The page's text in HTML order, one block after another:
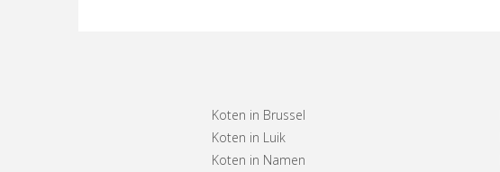
Koten in Brussel
Koten in Luik
Koten in Namen